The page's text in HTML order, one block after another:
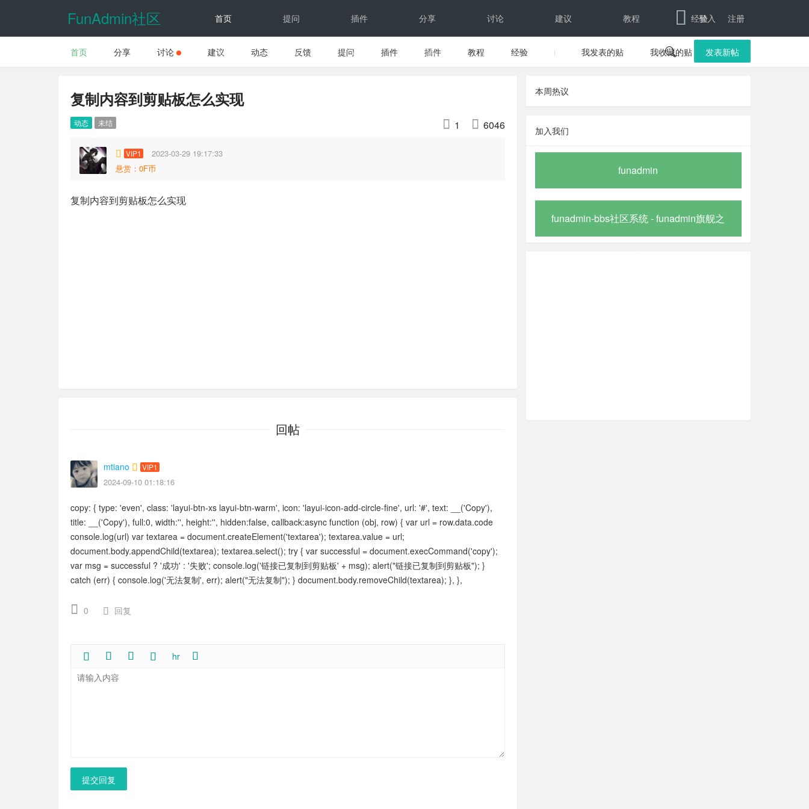
FunAdmin社区 首页 提问 插件 分享 讨论 建议 教程 经验
动态 反馈 文档 下载
登入 注册
首页 分享 讨论 建议 动态 反馈 提问 插件 插件 教程 经验 我发表的贴 我收藏的贴
 发表新帖
复制内容到剪贴板怎么实现
动态 未结  1  6046
VIP1
2023-03-29 19:17:33
悬赏：0F币
复制内容到剪贴板怎么实现
回帖
mtiano VIP1
2024-09-10 01:18:16
copy: { type: 'even', class: 'layui-btn-xs layui-btn-warm', icon: 'layui-icon-add-circle-fine', url: '#', text: __('Copy'),
title: __('Copy'), full:0, width:'', height:'', hidden:false, callback:async function (obj, row) { var url = row.data.code
console.log(url) var textarea = document.createElement('textarea'); textarea.value = url;
document.body.appendChild(textarea); textarea.select(); try { var successful = document.execCommand('copy');
var msg = successful ? '成功' : '失败'; console.log('链接已复制到剪贴板' + msg); alert("链接已复制到剪贴板"); }
catch (err) { console.log('无法复制', err); alert("无法复制"); } document.body.removeChild(textarea); }, },
0 回复
hr
提交回复
本周热议
加入我们
funadmin
funadmin-bbs社区系统 - funadmin旗舰之